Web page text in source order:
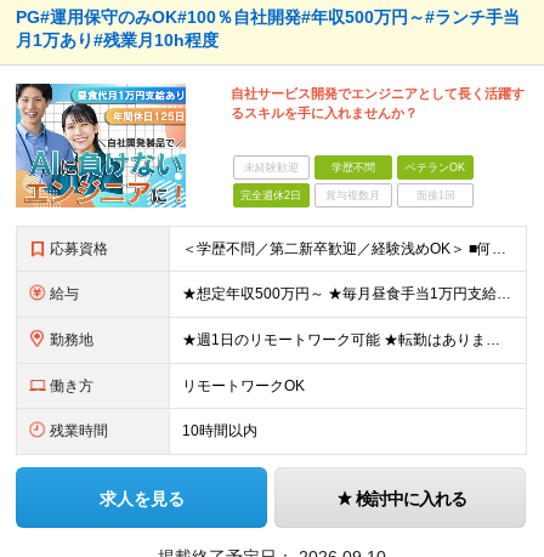
PG#運用保守のみOK#100％自社開発#年収500万円～#ランチ手当
月1万あり#残業月10h程度
自社サービス開発でエンジニアとして長く活躍す
るスキルを手に入れませんか？
未経験歓迎 学歴不問 ベテランOK
完全週休2日 賞与複数月 面接1回
応募資格 ＜学歴不問／第二新卒歓迎／経験浅めOK＞ ■何らかのシステム開発経験をお持ちの方 ※「運用保守のみ」「テストのみ」の経験でも、他人が書いたコードを読み解き、正しく動くかレビューできるレベルであれば歓迎
給与 ★想定年収500万円～ ★毎月昼食手当1万円支給！ ★賞与年2回 月給33万円～44万円 ＋ 各種手当 ＋ 賞与年2回 ※経験・スキル・前職給与などを考慮し、ご相談のうえ決定いたします。 ※上記金
勤務地 ★週1日のリモートワーク可能 ★転勤はありません！客先常駐も無し ■大阪本社 大阪府大阪市北区梅田3-3-10 梅田ダイビル12階 ★ガラス張りで清潔感のあるオフィスです！ オフィスの様子はこちら
働き方 リモートワークOK
残業時間 10時間以内
求人を見る 検討中に入れる